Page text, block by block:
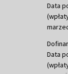
Data
Data